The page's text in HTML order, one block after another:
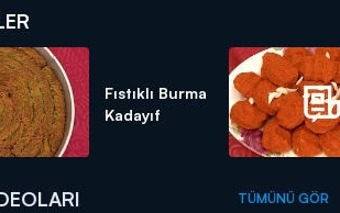
Fıstıklı Burma
Kadayıf
TÜMÜNÜ GÖR